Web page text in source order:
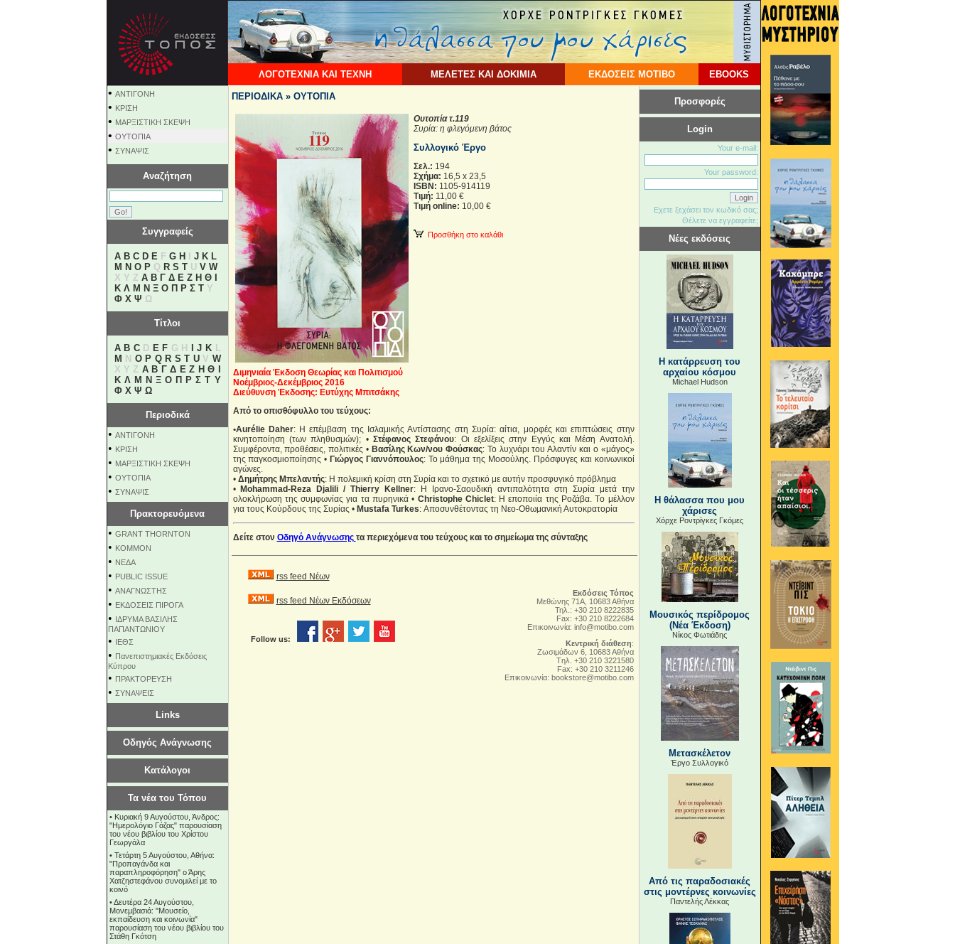
ΛΟΓΟΤΕΧΝΙΑ ΚΑΙ ΤΕΧΝΗ ΜΕΛΕΤΕΣ ΚΑΙ ΔΟΚΙΜΙΑ ΕΚΔΟΣΕΙΣ ΜΟΤΙΒΟ EBOOKS
• ΑΝΤΙΓΟΝΗ
• ΚΡΙΣΗ
• ΜΑΡΞΙΣΤΙΚΗ ΣΚΕΨΗ
• ΟΥΤΟΠΙΑ
• ΣΥΝΑΨΙΣ
Αναζήτηση
Συγγραφείς
A B C D EF G H J K L
M N O PQ R S TU V W
X Y Z Α Β Γ Δ Ε Ζ Η Θ
Κ Λ Μ Ν Ξ Ο Π Ρ Σ ΤΥ
Φ Χ Ψ Ω
Τίτλοι
A B CD E F G H J KL
M N O P Q R S T UV W
X Y Z Α Β Γ Δ Ε Ζ Η Θ
Κ Λ Μ Ν Ξ Ο Π Ρ Σ Τ Υ
Φ Χ Ψ Ω
Περιοδικά
• ΑΝΤΙΓΟΝΗ
• ΚΡΙΣΗ
• ΜΑΡΞΙΣΤΙΚΗ ΣΚΕΨΗ
• ΟΥΤΟΠΙΑ
• ΣΥΝΑΨΙΣ
Πρακτορευόμενα
• GRANT THORNTON
• KOMMON
• NEΔΑ
• PUBLIC ISSUE
• ΑΝΑΓΝΩΣΤΗΣ
• ΕΚΔΟΣΕΙΣ ΠΙΡΟΓΑ
• ΙΔΡΥΜΑ ΒΑΣΙΛΗΣ
ΠΑΠΑΝΤΩΝΙΟΥ
• ΙΕΘΣ
• Πανεπιστημιακές Εκδόσεις
Κύπρου
• ΠΡΑΚΤΟΡΕΥΣΗ
• ΣΥΝΑΨΕΙΣ
Links
Οδηγός Ανάγνωσης
Κατάλογοι
Τα νέα του Τόπου
• Κυριακή 9 Αυγούστου, Άνδρος:
"Ημερολόγιο Γάζας" παρουσίαση
του νέου βιβλίου του Χρίστου
Γεωργάλα
• Τετάρτη 5 Αυγούστου, Αθήνα:
"Προπαγάνδα και
παραπληροφόρηση" ο Άρης
Χατζηστεφάνου συνομιλεί με το
κοινό
•Δευτέρα 24 Αυγούστου,
Μονεμβασιά: "Μουσείο,
εκπαίδευση και κοινωνία"
παρουσίαση του νέου βιβλίου του
Στάθη Γκότση
ΠΕΡΙΟΔΙΚΑ » ΟΥΤΟΠΙΑ
Ουτοπία τ.119
Συρία: η φλεγόμενη βάτος
Συλλογικό Έργο
Σελ.: 194
Σχήμα: 16,5 x 23,5
ISBN: 1105-914119
Τιμή: 11,00 €
Τιμή online: 10,00 €
Προσθήκη στο καλάθι
Διμηνιαία Έκδοση Θεωρίας και Πολιτισμού
Νοέμβριος-Δεκέμβριος 2016
Διεύθυνση Έκδοσης: Ευτύχης Μπιτσάκης
Aπό το οπισθόφυλλο του τεύχους:
•Aurélie Daher: Η επέμβαση της Ισλαμικής Αντίστασης στη Συρία: αίτια, μορφές και επιπτώσεις στην
κινητοποίηση (των πληθυσμών); •Στέφανος Στεφάνου: Οι εξελίξεις στην Εγγύς και Μέση Ανατολή.
Συμφέροντα, προθέσεις, πολιτικές • Βασίλης Κων/νου Φούσκας: Το λυχνάρι του Αλαντίν και ο «μάγος»
της παγκοσμιοποίησης • Γιώργος Γιαννόπουλος: To μάθημα της Μοσούλης. Πρόσφυγες και κοινωνικοί
αγώνες.
• Δημήτρης Μπελαντής: Η πολεμική κρίση στη Συρία και το σχετικό με αυτήν προσφυγικό πρόβλημα
• Mohammad-Reza Djalili / Thierry Kellner: Η Ιρανο-Σαουδική αντιπαλότητα στη Συρία μετά την
ολοκλήρωση της συμφωνίας για τα πυρηνικά • Christophe Chiclet: Η εποποιία της Ροζάβα. Tο μέλλον
για τους Κούρδους της Συρίας • Mustafa Turkes: Αποσυνθέτοντας τη Νεο-Οθωμανική Αυτοκρατορία
Δείτε στον Οδηγό Ανάγνωσης τα περιεχόμενα του τεύχους και το σημείωμα της σύνταξης
rss feed Νέων
rss feed Νέων Εκδόσεων
Follow us:
Εκδόσεις Τόπος
Μεθώνης 71Α, 10683 Αθήνα
Τηλ.: +30 210 8222835
Fax: +30 210 8222684
Επικοινωνία: info@motibo.com
Κεντρική διάθεση:
Zωσιμάδων 6, 10683 Αθήνα
Tηλ. +30 210 3221580
Fax: +30 210 3211246
Επικοινωνία: bookstore@motibo.com
Προσφορές
Login
Your e-mail:
Your password:
Εχετε ξεχάσει τον κωδικό σας;
Θέλετε να εγγραφείτε;
Νέες εκδόσεις
Η κατάρρευση του
αρχαίου κόσμου
Michael Hudson
Η θάλασσα που μου
χάρισες
Χόρχε Ροντρίγκες Γκόμες
Μουσικός περίδρομος
(Νέα Έκδοση)
Νίκος Φωτιάδης
Μετασκέλετον
Έργο Συλλογικό
Από τις παραδοσιακές
στις μοντέρνες κοινωνίες
Παντελής Λέκκας